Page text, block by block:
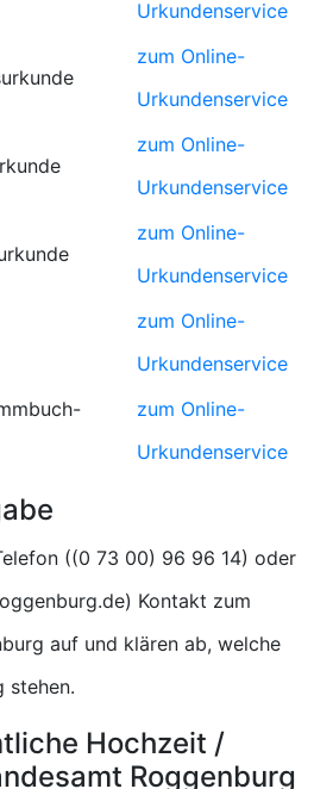
Urkundenservice
zum Online-
Urkundenservice
zum Online-
Urkundenservice
zum Online-
Urkundenservice
zum Online-
Urkundenservice
zum Online-
Urkundenservice
(
) oder
) Kontakt zum
auf und klären ab, welche
stehen.
Hochzeit /
Roggenburg